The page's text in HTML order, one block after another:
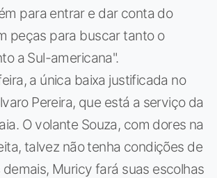
para entrar e dar conta do
peças para buscar tanto o
a Sul-americana".
a única baixa justificada no
Pereira, que está a serviço da
O volante Souza, com dores na
talvez não tenha condições de
demais, Muricy fará suas escolhas